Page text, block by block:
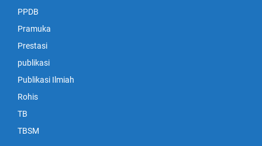
PPDB
Pramuka
Prestasi
publikasi
Publikasi Ilmiah
Rohis
TB
TBSM